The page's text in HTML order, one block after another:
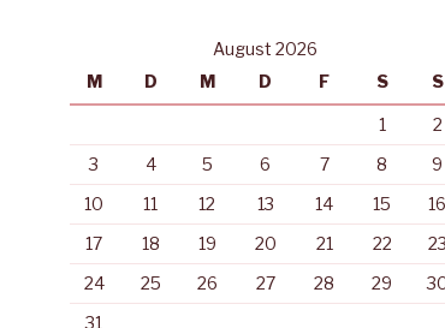
August 2026
M
D M D F S S
1
2
3
4 5 6 7 8
9
10
11 12 13 14 15
16
17
18 19 20 21 22
23
24
25 26 27 28 29
31